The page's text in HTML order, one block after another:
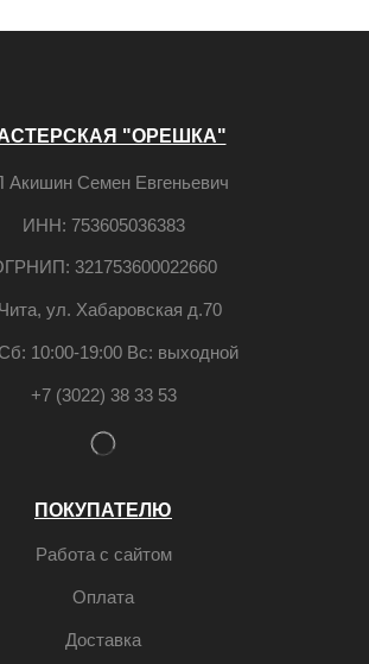
"ОРЕШКА"
Акишин Семен Евгеньевич
ИНН: 753605036383
321753600022660
Чита, ул. Хабаровская д.70
10:00-19:00 Вс: выходной
+7 (3022) 38 33 53
ПОКУПАТЕЛЮ
Работа с сайтом
Оплата
Доставка